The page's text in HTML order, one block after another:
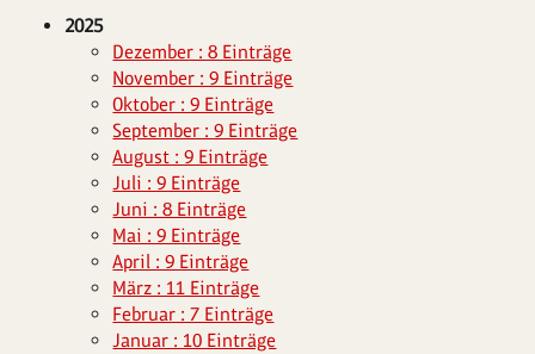
2025
Dezember : 8 Einträge
November : 9 Einträge
Oktober : 9 Einträge
September : 9 Einträge
August : 9 Einträge
Juli : 9 Einträge
Juni : 8 Einträge
Mai : 9 Einträge
April : 9 Einträge
März : 11 Einträge
Februar : 7 Einträge
Januar : 10 Einträge